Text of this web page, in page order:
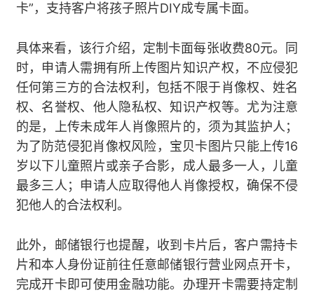
卡”，支持客户将孩子照片DIY成专属卡面。
具体来看，该行介绍，定制卡面每张收费80元。同
时，申请人需拥有所上传图片知识产权，不应侵犯
任何第三方的合法权利，包括不限于肖像权、姓名
权、名誉权、他人隐私权、知识产权等。尤为注意
的是，上传未成年人肖像照片的，须为其监护人；
为了防范侵犯肖像权风险，宝贝卡图片只能上传16
岁以下儿童照片或亲子合影，成人最多一人，儿童
最多三人；申请人应取得他人肖像授权，确保不侵
犯他人的合法权利。
此外，邮储银行也提醒，收到卡片后，客户需持卡
片和本人身份证前往任意邮储银行营业网点开卡，
完成开卡即可使用金融功能。办理开卡需要持定制